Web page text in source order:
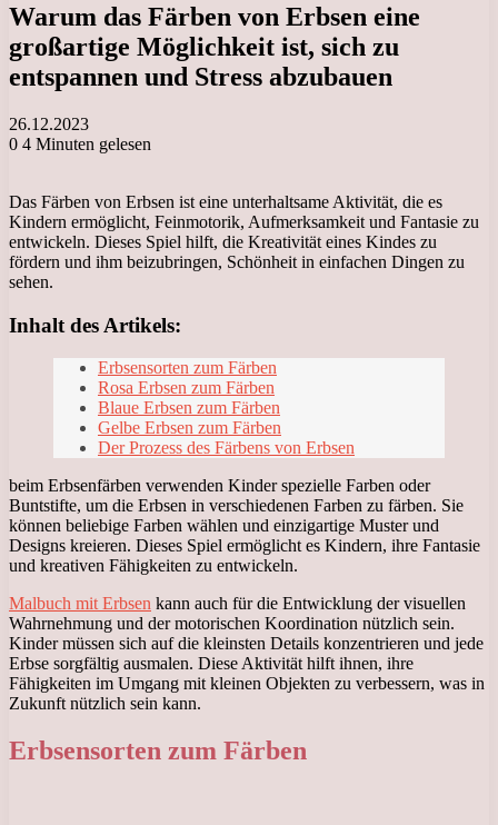
Warum das Färben von Erbsen eine
großartige Möglichkeit ist, sich zu
entspannen und Stress abzubauen
26.12.2023
0 4 Minuten gelesen
Das Färben von Erbsen ist eine unterhaltsame Aktivität, die es
Kindern ermöglicht, Feinmotorik, Aufmerksamkeit und Fantasie zu
entwickeln. Dieses Spiel hilft, die Kreativität eines Kindes zu
fördern und ihm beizubringen, Schönheit in einfachen Dingen zu
sehen.
Inhalt des Artikels:
Erbsensorten zum Färben
Rosa Erbsen zum Färben
Blaue Erbsen zum Färben
Gelbe Erbsen zum Färben
Der Prozess des Färbens von Erbsen
beim Erbsenfärben verwenden Kinder spezielle Farben oder
Buntstifte, um die Erbsen in verschiedenen Farben zu färben. Sie
können beliebige Farben wählen und einzigartige Muster und
Designs kreieren. Dieses Spiel ermöglicht es Kindern, ihre Fantasie
und kreativen Fähigkeiten zu entwickeln.
Malbuch mit Erbsen kann auch für die Entwicklung der visuellen
Wahrnehmung und der motorischen Koordination nützlich sein.
Kinder müssen sich auf die kleinsten Details konzentrieren und jede
Erbse sorgfältig ausmalen. Diese Aktivität hilft ihnen, ihre
Fähigkeiten im Umgang mit kleinen Objekten zu verbessern, was in
Zukunft nützlich sein kann.
Erbsensorten zum Färben